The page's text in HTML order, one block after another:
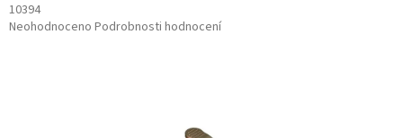
10394
Průměrné
Neohodnoceno Podrobnosti hodnocení